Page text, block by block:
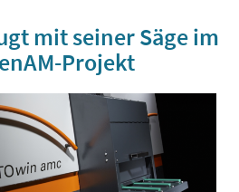
mit seiner Säge im
Projekt